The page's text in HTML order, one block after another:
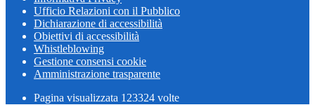
Ufficio Relazioni con il Pubblico
Dichiarazione di accessibilità
Obiettivi di accessibilità
Whistleblowing
Gestione consensi cookie
Amministrazione trasparente
Pagina visualizzata 123324 volte